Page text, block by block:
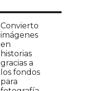
Convierto
imágenes
en
historias
gracias a
los fondos
para